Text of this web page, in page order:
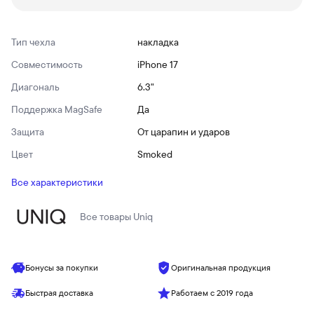
Тип чехла
накладка
Совместимость
iPhone 17
Диагональ
6.3"
Поддержка MagSafe
Да
Защита
От царапин и ударов
Цвет
Smoked
Все характеристики
Все товары Uniq
Бонусы за покупки Оригинальная продукция
Быстрая доставка Работаем с 2019 года